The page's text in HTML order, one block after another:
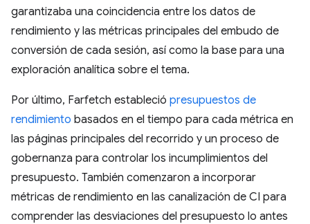
garantizaba una coincidencia entre los datos de
rendimiento y las métricas principales del embudo de
conversión de cada sesión, así como la base para una
exploración analítica sobre el tema.
Por último, Farfetch estableció presupuestos de
rendimiento basados en el tiempo para cada métrica en
las páginas principales del recorrido y un proceso de
gobernanza para controlar los incumplimientos del
presupuesto. También comenzaron a incorporar
métricas de rendimiento en las canalización de CI para
comprender las desviaciones del presupuesto lo antes